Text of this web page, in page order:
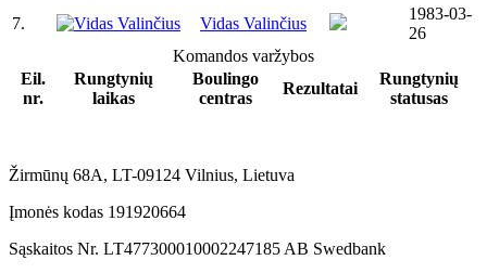
7.
Vidas Valinčius
1983-03-
26
Komandos varžybos
Eil.
nr.
Rungtynių
laikas
Boulingo
centras
Rezultatai
Rungtynių
statusas
Žirmūnų 68A, LT-09124 Vilnius, Lietuva
Įmonės kodas 191920664
Sąskaitos Nr. LT477300010002247185 AB Swedbank